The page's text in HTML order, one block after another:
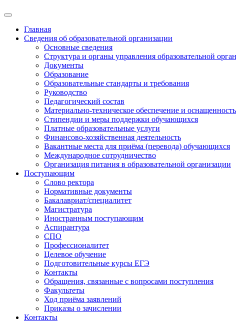
Главная
Сведения об образовательной организации
Основные сведения
Структура и органы управления образовательной
Документы
Образование
Образовательные стандарты и требования
Руководство
Педагогический состав
Материально-техническое обеспечение и
Стипендии и меры поддержки обучающихся
Платные образовательные услуги
Финансово-хозяйственная деятельность
Вакантные места для приёма (перевода) обучающихся
Международное сотрудничество
Организация питания в образовательной организации
Поступающим
Слово ректора
Нормативные документы
Бакалавриат/специалитет
Магистратура
Иностранным поступающим
Аспирантура
СПО
Профессионалитет
Целевое обучение
Подготовительные курсы ЕГЭ
Контакты
Обращения, связанные с вопросами поступления
Факультеты
Ход приёма заявлений
Приказы о зачислении
Контакты